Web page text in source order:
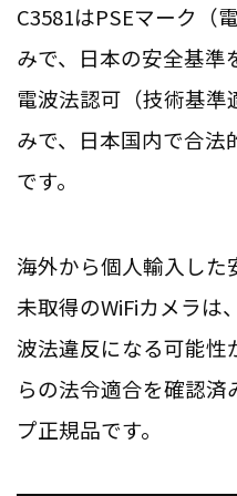
C3581はPSEマーク（
みで、日本の安全基準
電波法認可（技術基
みで、日本国内で合法
です。
海外から個人輸入し
未取得のWiFiカメラは
波法違反になる可能性
らの法令適合を確認済
プ正規品です。